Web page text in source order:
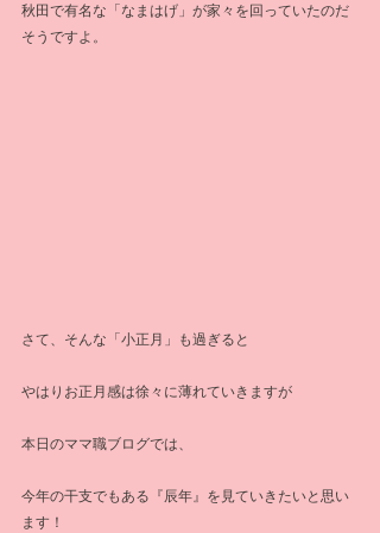
秋田で有名な「なまはげ」が家々を回っていたのだ
そうですよ。
さて、そんな「小正月」も過ぎると
やはりお正月感は徐々に薄れていきますが
本日のママ職ブログでは、
今年の干支でもある『辰年』を見ていきたいと思い
ます！